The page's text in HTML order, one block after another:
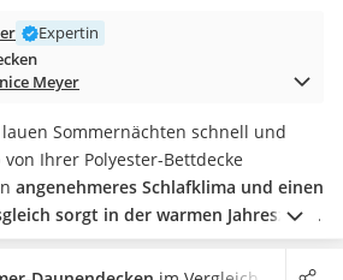
4
Expertin
Meyer
Sommernächten schnell und
Ihrer Polyester-Bettdecke
angenehmeres Schlafklima und einen
sorgt in der warmen Jahreszeit
. Wählen Sie jetzt aus unserer
hohem Daunenanteil: